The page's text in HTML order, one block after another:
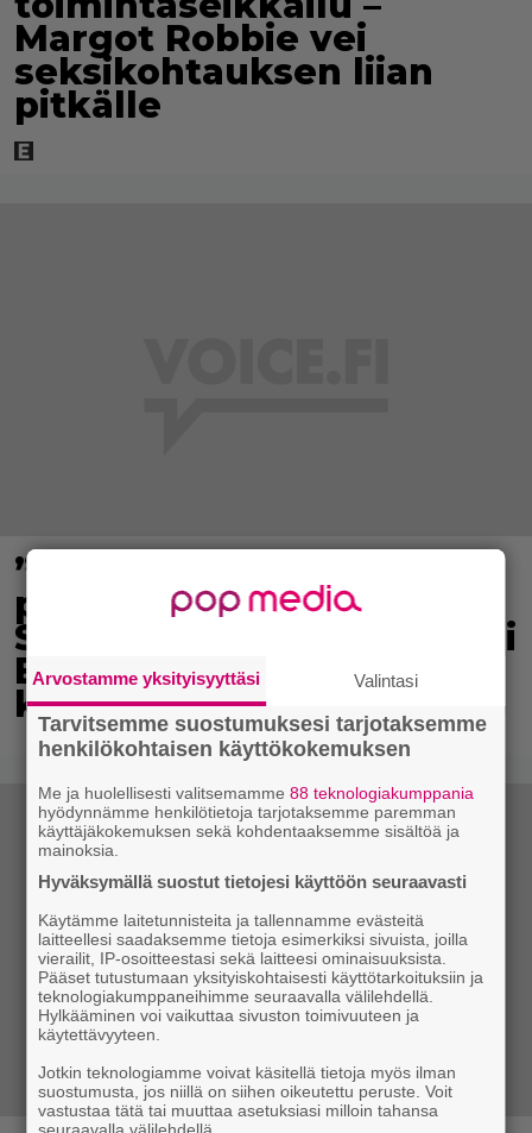
Margot Robbie vei
seksikohtauksen liian
pitkälle
”Mitä isompi vehje, sen
paremmin kulkee” –
Susanna Penttilä suuntasi
Bangbussinsa Helsingin
keskustaan
Arvostamme yksityisyyttäsi Valintasi
Tarvitsemme suostumuksesi tarjotaksemme
henkilökohtaisen käyttökokemuksen
Me ja huolellisesti valitsemamme88 teknologiakumppania
hyödynnämme henkilötietoja tarjotaksemme paremman
käyttäjäkokemuksen sekä kohdentaaksemme sisältöä ja
mainoksia.
Hyväksymällä suostut tietojesi käyttöön seuraavasti
Käytämme laitetunnisteita ja tallennamme evästeitä
laitteellesi saadaksemme tietoja esimerkiksi sivuista, joilla
vierailit, IP-osoitteestasi sekä laitteesi ominaisuuksista.
Pääset tutustumaan yksityiskohtaisesti käyttötarkoituksiin ja
teknologiakumppaneihimme seuraavalla välilehdellä.
Hylkääminen voi vaikuttaa sivuston toimivuuteen ja
käytettävyyteen.
Jotkin teknologiamme voivat käsitellä tietoja myös ilman
suostumusta, jos niillä on siihen oikeutettu peruste. Voit
vastustaa tätä tai muuttaa asetuksiasi milloin tahansa